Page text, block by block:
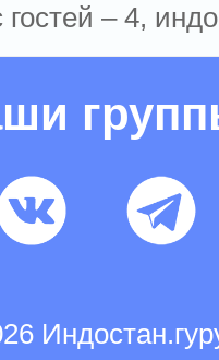
– 4,